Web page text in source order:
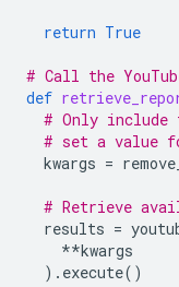
return True
# Call the
def
# Only include
# set a value
kwargs =
# Retrieve
results =
**kwargs
) . execute()